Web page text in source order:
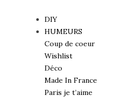
DIY
HUMEURS
Coup de coeur
Wishlist
Déco
Made In France
Paris je t’aime